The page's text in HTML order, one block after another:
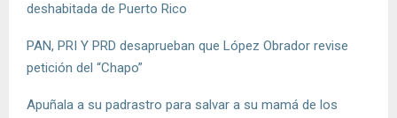
deshabitada de Puerto Rico
PAN, PRI Y PRD desaprueban que López Obrador revise
petición del “Chapo”
Apuñala a su padrastro para salvar a su mamá de los